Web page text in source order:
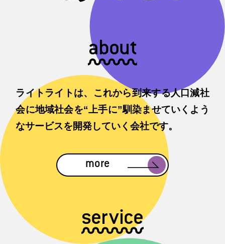
about
ライトライトは、これから到来する人口減社
会に地域社会を“上手に”馴染ませていくよう
なサービスを開発していく会社です。
more
service